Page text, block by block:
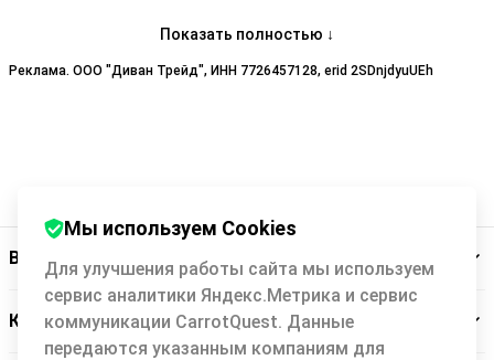
кэшбэк отобразится в вашем личном кабинете
Удачных покупок!
кликните на кнопку «Купить с кэшбэком» и следуйте простым
инструкциям.
Показать полностью ↓
Реклама. ООО "Диван Трейд", ИНН 7726457128, erid 2SDnjdyuUEh
Backit
Кэшбэк-сервис
Мы используем Cookies
Для улучшения работы сайта мы используем
сервис аналитики Яндекс.Метрика и сервис
коммуникации CarrotQuest. Данные
передаются указанным компаниям для